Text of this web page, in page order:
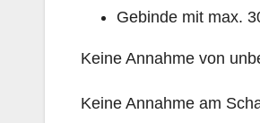
Gebinde mit max.
Keine Annahme von
Keine Annahme am